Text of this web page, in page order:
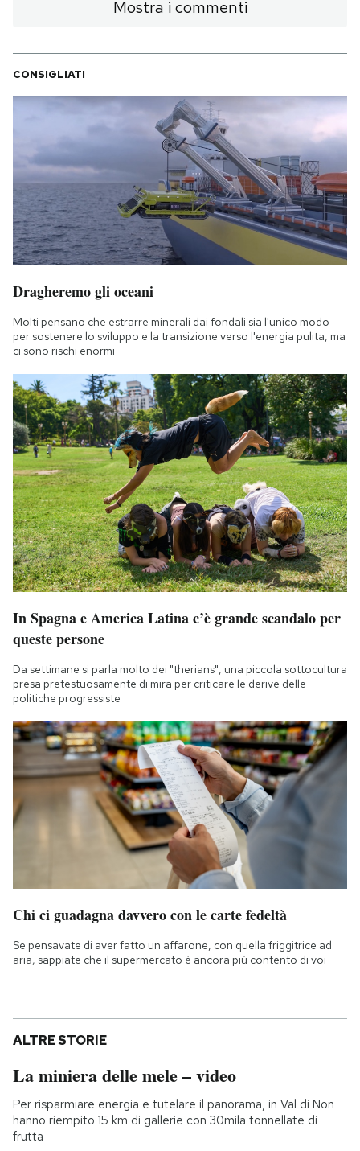
Area Personale
Notifiche mobile
Regala il Post
Hai bisogno di aiuto?
Esci
Mostra i commenti
CONSIGLIATI
Dragheremo gli oceani
Molti pensano che estrarre minerali dai fondali sia l'unico modo
per sostenere lo sviluppo e la transizione verso l'energia pulita, ma
ci sono rischi enormi
In Spagna e America Latina c’è grande scandalo per
queste persone
Da settimane si parla molto dei "therians", una piccola sottocultura
presa pretestuosamente di mira per criticare le derive delle
politiche progressiste
Chi ci guadagna davvero con le carte fedeltà
Se pensavate di aver fatto un affarone, con quella friggitrice ad
aria, sappiate che il supermercato è ancora più contento di voi
ALTRE STORIE
La miniera delle mele – video
Per risparmiare energia e tutelare il panorama, in Val di Non
hanno riempito 15 km di gallerie con 30mila tonnellate di
frutta